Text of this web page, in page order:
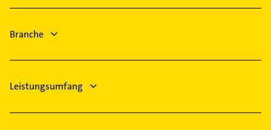
Heizungsfirmen
Branche
Leistungsumfang